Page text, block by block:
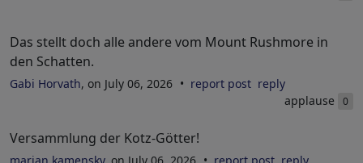
Das stellt doch alle andere vom Mount Rushmore in
den Schatten.
Gabi Horvath, on July 06, 2026 report post reply
applause
0
Versammlung der Kotz-Götter!